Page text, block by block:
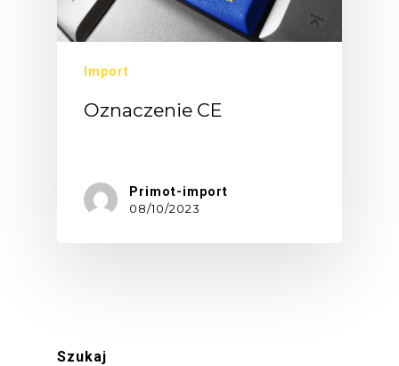
Import
Oznaczenie CE
Primot-import
08/10/2023
Szukaj